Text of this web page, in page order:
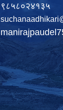
९८५८०२४१३५